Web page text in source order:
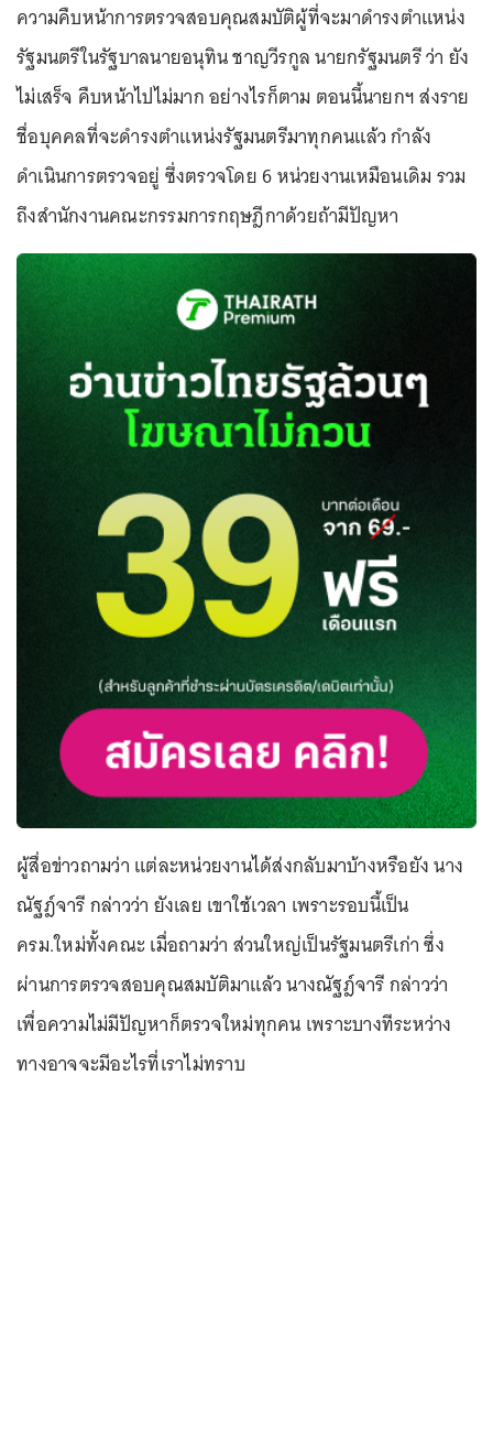
ความคืบหน้าการตรวจสอบคุณสมบัติผู้ที่จะมาดำรงตำแหน่ง
รัฐมนตรีในรัฐบาลนายอนุทิน ชาญวีรกูล นายกรัฐมนตรี ว่า ยัง
ไม่เสร็จ คืบหน้าไปไม่มาก อย่างไรก็ตาม ตอนนี้นายกฯ ส่งราย
ชื่อบุคคลที่จะดำรงตำแหน่งรัฐมนตรีมาทุกคนแล้ว กำลัง
ดำเนินการตรวจอยู่ ซึ่งตรวจโดย 6 หน่วยงานเหมือนเดิม รวม
ถึงสำนักงานคณะกรรมการกฤษฎีกาด้วยถ้ามีปัญหา
ผู้สื่อข่าวถามว่า แต่ละหน่วยงานได้ส่งกลับมาบ้างหรือยัง นาง
ณัฐฎ์จารี กล่าวว่า ยังเลย เขาใช้เวลา เพราะรอบนี้เป็น
ครม.ใหม่ทั้งคณะ เมื่อถามว่า ส่วนใหญ่เป็นรัฐมนตรีเก่า ซึ่ง
ผ่านการตรวจสอบคุณสมบัติมาแล้ว นางณัฐฎ์จารี กล่าวว่า
เพื่อความไม่มีปัญหาก็ตรวจใหม่ทุกคน เพราะบางทีระหว่าง
ทางอาจจะมีอะไรที่เราไม่ทราบ